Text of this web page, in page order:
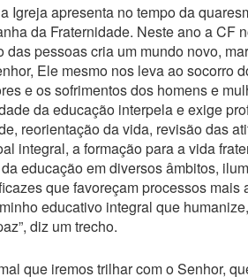
Igreja apresenta no tempo da
da Fraternidade. Neste ano a CF
pessoas cria um mundo novo,
Ele mesmo nos leva ao socorro
e os sofrimentos dos homens e
da educação interpela e exige
reorientação da vida, revisão das
integral, a formação para a vida
educação em diversos âmbitos,
que favoreçam processos
educativo integral que
diz um trecho.
que iremos trilhar com o Senhor,